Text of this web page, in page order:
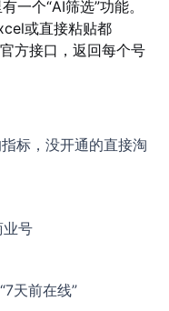
一个“AI筛选”功能。
或直接粘贴都
方接口，返回每个号
标，没开通的直接淘
业号
天前在线”